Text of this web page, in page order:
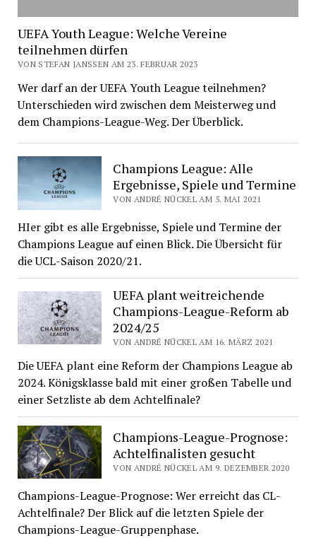
UEFA Youth League: Welche Vereine
teilnehmen dürfen
VON STEFAN JANSSEN AM 23. FEBRUAR 2023
Wer darf an der UEFA Youth League teilnehmen?
Unterschieden wird zwischen dem Meisterweg und
dem Champions-League-Weg. Der Überblick.
Champions League: Alle
Ergebnisse, Spiele und Termine
VON ANDRÉ NÜCKEL AM 5. MAI 2021
HIer gibt es alle Ergebnisse, Spiele und Termine der
Champions League auf einen Blick. Die Übersicht für
die UCL-Saison 2020/21.
UEFA plant weitreichende
Champions-League-Reform ab
2024/25
VON ANDRÉ NÜCKEL AM 16. MÄRZ 2021
Die UEFA plant eine Reform der Champions League ab
2024. Königsklasse bald mit einer großen Tabelle und
einer Setzliste ab dem Achtelfinale?
Champions-League-Prognose:
Achtelfinalisten gesucht
VON ANDRÉ NÜCKEL AM 9. DEZEMBER 2020
Champions-League-Prognose: Wer erreicht das CL-
Achtelfinale? Der Blick auf die letzten Spiele der
Champions-League-Gruppenphase.